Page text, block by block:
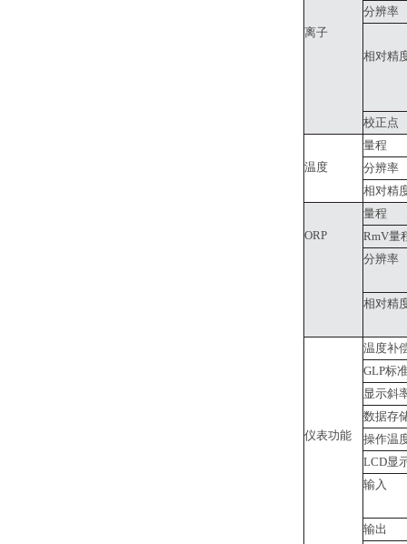
离子
分辨率
相对精
校正点
温度
量程
分辨率
相对精
ORP
量程
RmV量
分辨率
相对精
仪表功能
温度补
GLP标
显示斜
数据存
操作温
LCD显
输入
输出